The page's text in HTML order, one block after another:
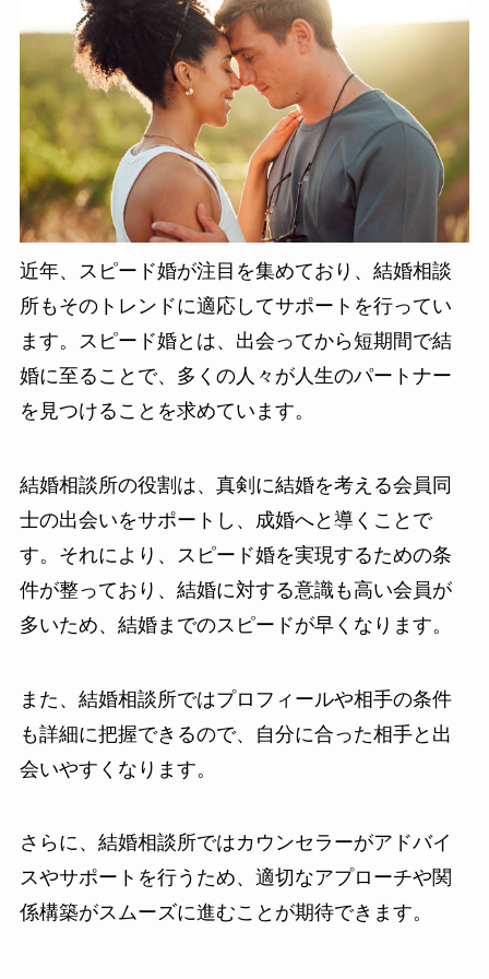
近年、スピード婚が注目を集めており、結婚相談
所もそのトレンドに適応してサポートを行ってい
ます。スピード婚とは、出会ってから短期間で結
婚に至ることで、多くの人々が人生のパートナー
を見つけることを求めています。
結婚相談所の役割は、真剣に結婚を考える会員同
士の出会いをサポートし、成婚へと導くことで
す。それにより、スピード婚を実現するための条
件が整っており、結婚に対する意識も高い会員が
多いため、結婚までのスピードが早くなります。
また、結婚相談所ではプロフィールや相手の条件
も詳細に把握できるので、自分に合った相手と出
会いやすくなります。
さらに、結婚相談所ではカウンセラーがアドバイ
スやサポートを行うため、適切なアプローチや関
係構築がスムーズに進むことが期待できます。